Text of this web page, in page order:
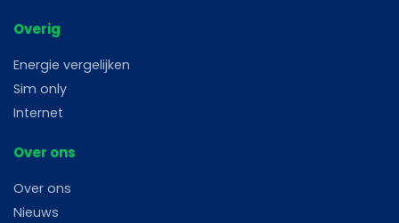
Overig
Energie vergelijken
Sim only
Internet
Over ons
Over ons
Nieuws